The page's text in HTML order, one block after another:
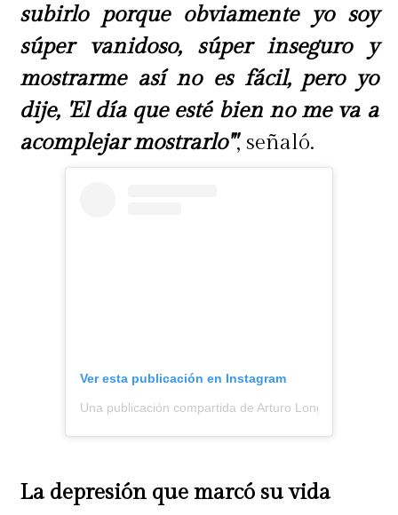
subirlo porque obviamente yo soy
súper vanidoso, súper inseguro y
mostrarme así no es fácil, pero yo
dije, 'El día que esté bien no me va a
acomplejar mostrarlo'", señaló.
Ver esta publicación en Instagram
Una publicación compartida de Arturo Longton
La depresión que marcó su vida